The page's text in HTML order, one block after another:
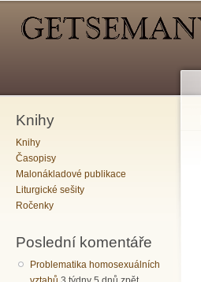
Knihy
Knihy
Časopisy
Malonákladové publikace
Liturgické sešity
Ročenky
Poslední komentáře
Problematika homosexuálních